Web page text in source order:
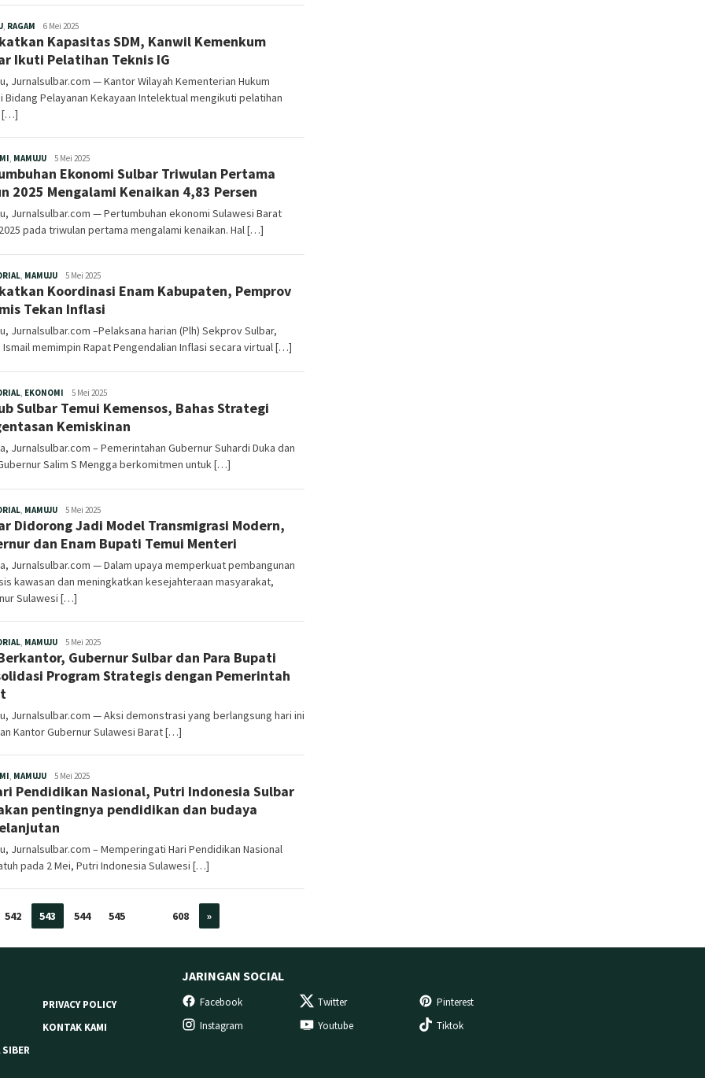
, RAGAM Redaksi
6 Mei 2025
Kapasitas SDM, Kanwil Kemenkum
Ikuti Pelatihan Teknis IG
Jurnalsulbar.com — Kantor Wilayah Kementerian Hukum
Bidang Pelayanan Kekayaan Intelektual mengikuti pelatihan
[…]
, MAMUJURedaksi
5 Mei 2025
Ekonomi Sulbar Triwulan Pertama
2025 Mengalami Kenaikan 4,83 Persen
Jurnalsulbar.com — Pertumbuhan ekonomi Sulawesi Barat
pada triwulan pertama mengalami kenaikan. Hal […]
, MAMUJURedaksi
5 Mei 2025
Koordinasi Enam Kabupaten, Pemprov
Tekan Inflasi
Jurnalsulbar.com –Pelaksana harian (Plh) Sekprov Sulbar,
Ismail memimpin Rapat Pengendalian Inflasi secara virtual […]
, EKONOMI Redaksi
5 Mei 2025
Sulbar Temui Kemensos, Bahas Strategi
Kemiskinan
Jurnalsulbar.com – Pemerintahan Gubernur Suhardi Duka dan
Salim S Mengga berkomitmen untuk […]
, MAMUJURedaksi
5 Mei 2025
Didorong Jadi Model Transmigrasi Modern,
dan Enam Bupati Temui Menteri
Jurnalsulbar.com — Dalam upaya memperkuat pembangunan
kawasan dan meningkatkan kesejahteraan masyarakat,
Sulawesi […]
, MAMUJURedaksi
5 Mei 2025
Gubernur Sulbar dan Para Bupati
Program Strategis dengan Pemerintah
Jurnalsulbar.com — Aksi demonstrasi yang berlangsung hari ini
Kantor Gubernur Sulawesi Barat […]
, MAMUJURedaksi
5 Mei 2025
Pendidikan Nasional, Putri Indonesia Sulbar
pentingnya pendidikan dan budaya
Jurnalsulbar.com – Memperingati Hari Pendidikan Nasional
pada 2 Mei, Putri Indonesia Sulawesi […]
542 543 544 545 608 »
PRIVACY POLICY
KONTAK KAMI
JARINGAN SOCIAL
Facebook Twitter
Pinterest
Instagram
Youtube Tiktok